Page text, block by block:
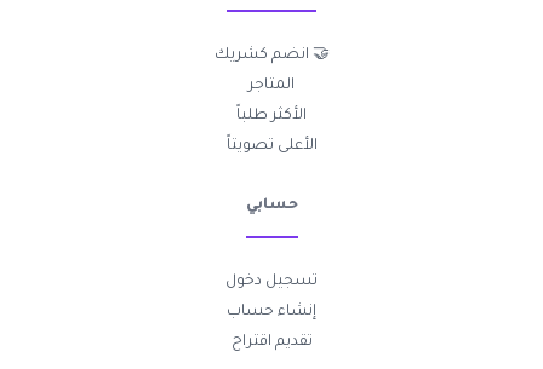
🤝 انضم كشريك
المتاجر
الأكثر طلباً
الأعلى تصويتاً
حسابي
تسجيل دخول
إنشاء حساب
تقديم اقتراح